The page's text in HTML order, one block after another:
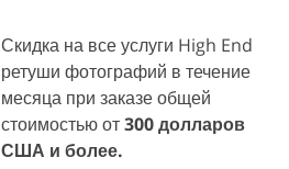
Скидка на все услуги High End
ретуши фотографий в течение
месяца при заказе общей
стоимостью от300 долларов
США и более.